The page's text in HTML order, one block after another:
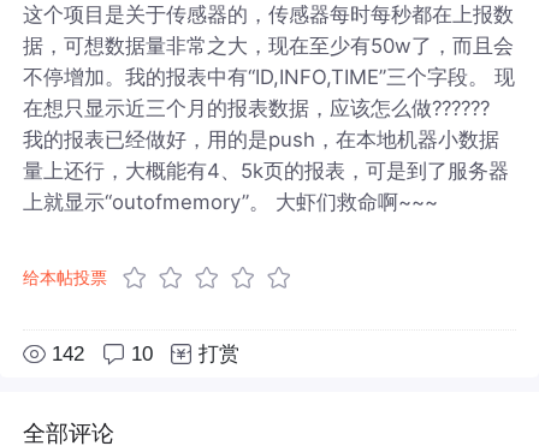
这个项目是关于传感器的，传感器每时每秒都在上报数
据，可想数据量非常之大，现在至少有50w了，而且会
不停增加。我的报表中有“ID,INFO,TIME”三个字段。 现
在想只显示近三个月的报表数据，应该怎么做??????
我的报表已经做好，用的是push，在本地机器小数据
量上还行，大概能有4、5k页的报表，可是到了服务器
上就显示“outofmemory”。 大虾们救命啊~~~
给本帖投票
142 10 打赏
全部评论